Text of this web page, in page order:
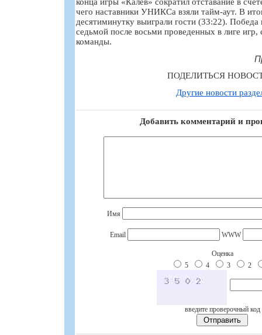
чего наставники УНИКСа взяли тайм-аут. В
десятиминутку выиграли гости (33:22).
седьмой после восьми проведенных в лиге
команды.
ПОДЕЛИТЬСЯ
Другие новости
Добавить комментарий и
Имя
Email WWW
Оценка
5
4 3 2
введите проверочный код